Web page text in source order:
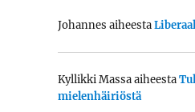
Johannes aiheesta
Kyllikki Massaaiheesta
mielenhäiriöstä